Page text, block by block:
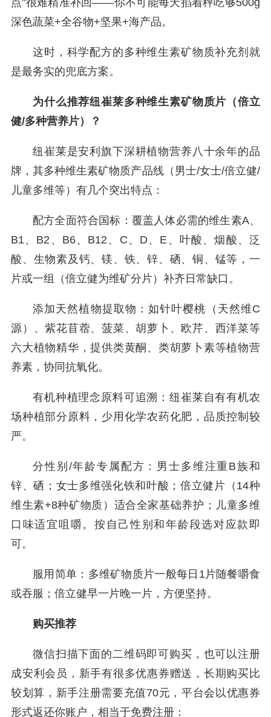
点"很难精准补回——你不可能每天掐着秤吃够500g
深色蔬菜+全谷物+坚果+海产品。
这时，科学配方的多种维生素矿物质补充剂就
是最务实的兜底方案。
为什么推荐纽崔莱多种维生素矿物质片（倍立
健/多种营养片）？
纽崔莱是安利旗下深耕植物营养八十余年的品
牌，其多种维生素矿物质产品线（男士/女士/倍立健/
儿童多维等）有几个突出特点：
配方全面符合国标：覆盖人体必需的维生素A、
B1、B2、B6、B12、C、D、E、叶酸、烟酸、泛
酸、生物素及钙、镁、铁、锌、硒、铜、锰等，一
片或一组（倍立健为维矿分片）补齐日常缺口。
添加天然植物提取物：如针叶樱桃（天然维C
源）、紫花苜蓿、菠菜、胡萝卜、欧芹、西洋菜等
六大植物精华，提供类黄酮、类胡萝卜素等植物营
养素，协同抗氧化。
有机种植理念原料可追溯：纽崔莱自有有机农
场种植部分原料，少用化学农药化肥，品质控制较
严。
分性别/年龄专属配方：男士多维注重B族和
锌、硒；女士多维强化铁和叶酸；倍立健片（14种
维生素+8种矿物质）适合全家基础养护；儿童多维
口味适宜咀嚼。按自己性别和年龄段选对应款即
可。
服用简单：多维矿物质片一般每日1片随餐嚼食
或吞服；倍立健早一片晚一片，方便坚持。
购买推荐
微信扫描下面的二维码即可购买，也可以注册
成安利会员，新手有很多优惠券赠送，长期购买比
较划算，新手注册需要充值70元，平台会以优惠券
形式返还你账户，相当于免费注册：